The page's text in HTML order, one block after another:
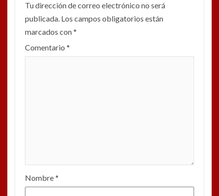
Tu dirección de correo electrónico no será
publicada. Los campos obligatorios están
marcados con*
Comentario *
Nombre*